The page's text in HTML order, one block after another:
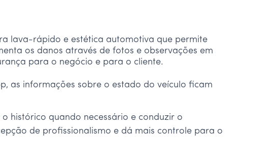
lava-rápido e estética automotiva que permite
os danos através de fotos e observações em
para o negócio e para o cliente.
as informações sobre o estado do veículo ficam
histórico quando necessário e conduzir o
de profissionalismo e dá mais controle para o